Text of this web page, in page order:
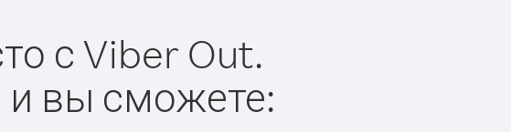
с Viber Out.
и вы сможете: